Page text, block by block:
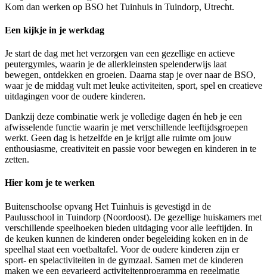
Kom dan werken op BSO het Tuinhuis in Tuindorp, Utrecht.
Een kijkje in je werkdag
Je start de dag met het verzorgen van een gezellige en actieve
peutergymles, waarin je de allerkleinsten spelenderwijs laat
bewegen, ontdekken en groeien. Daarna stap je over naar de BSO,
waar je de middag vult met leuke activiteiten, sport, spel en creatieve
uitdagingen voor de oudere kinderen.
Dankzij deze combinatie werk je volledige dagen én heb je een
afwisselende functie waarin je met verschillende leeftijdsgroepen
werkt. Geen dag is hetzelfde en je krijgt alle ruimte om jouw
enthousiasme, creativiteit en passie voor bewegen en kinderen in te
zetten.
Hier kom je te werken
Buitenschoolse opvang Het Tuinhuis is gevestigd in de
Paulusschool in Tuindorp (Noordoost). De gezellige huiskamers met
verschillende speelhoeken bieden uitdaging voor alle leeftijden. In
de keuken kunnen de kinderen onder begeleiding koken en in de
speelhal staat een voetbaltafel. Voor de oudere kinderen zijn er
sport- en spelactiviteiten in de gymzaal. Samen met de kinderen
maken we een gevarieerd activiteitenprogramma en regelmatig